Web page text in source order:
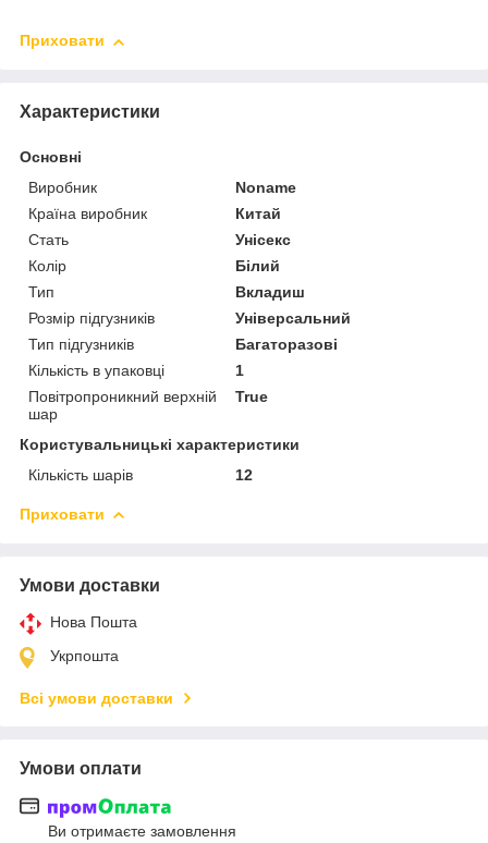
Приховати
Характеристики
Основні
Виробник
Noname
Країна виробник
Китай
Стать
Унісекс
Колір
Білий
Тип
Вкладиш
Розмір підгузників
Універсальний
Тип підгузників
Багаторазові
Кількість в упаковці
1
Повітропроникний верхній
шар
True
Користувальницькі характеристики
Кількість шарів
12
Приховати
Умови доставки
Нова Пошта
Укрпошта
Всі умови доставки
Умови оплати
Ви отримаєте замовлення